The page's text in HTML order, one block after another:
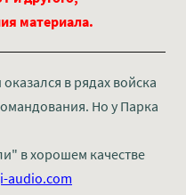
материала.
в рядах войска
Но у Парка
в хорошем качестве
audio.com